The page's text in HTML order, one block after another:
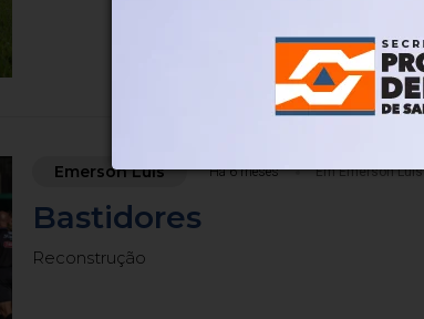
Emerson Luis Há 6 meses Em Emerson Luis
Bastidores
Reconstrução